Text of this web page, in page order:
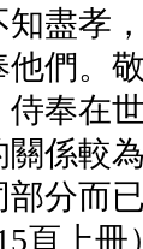
盡孝
他們。
奉在
關係較
分而
頁上